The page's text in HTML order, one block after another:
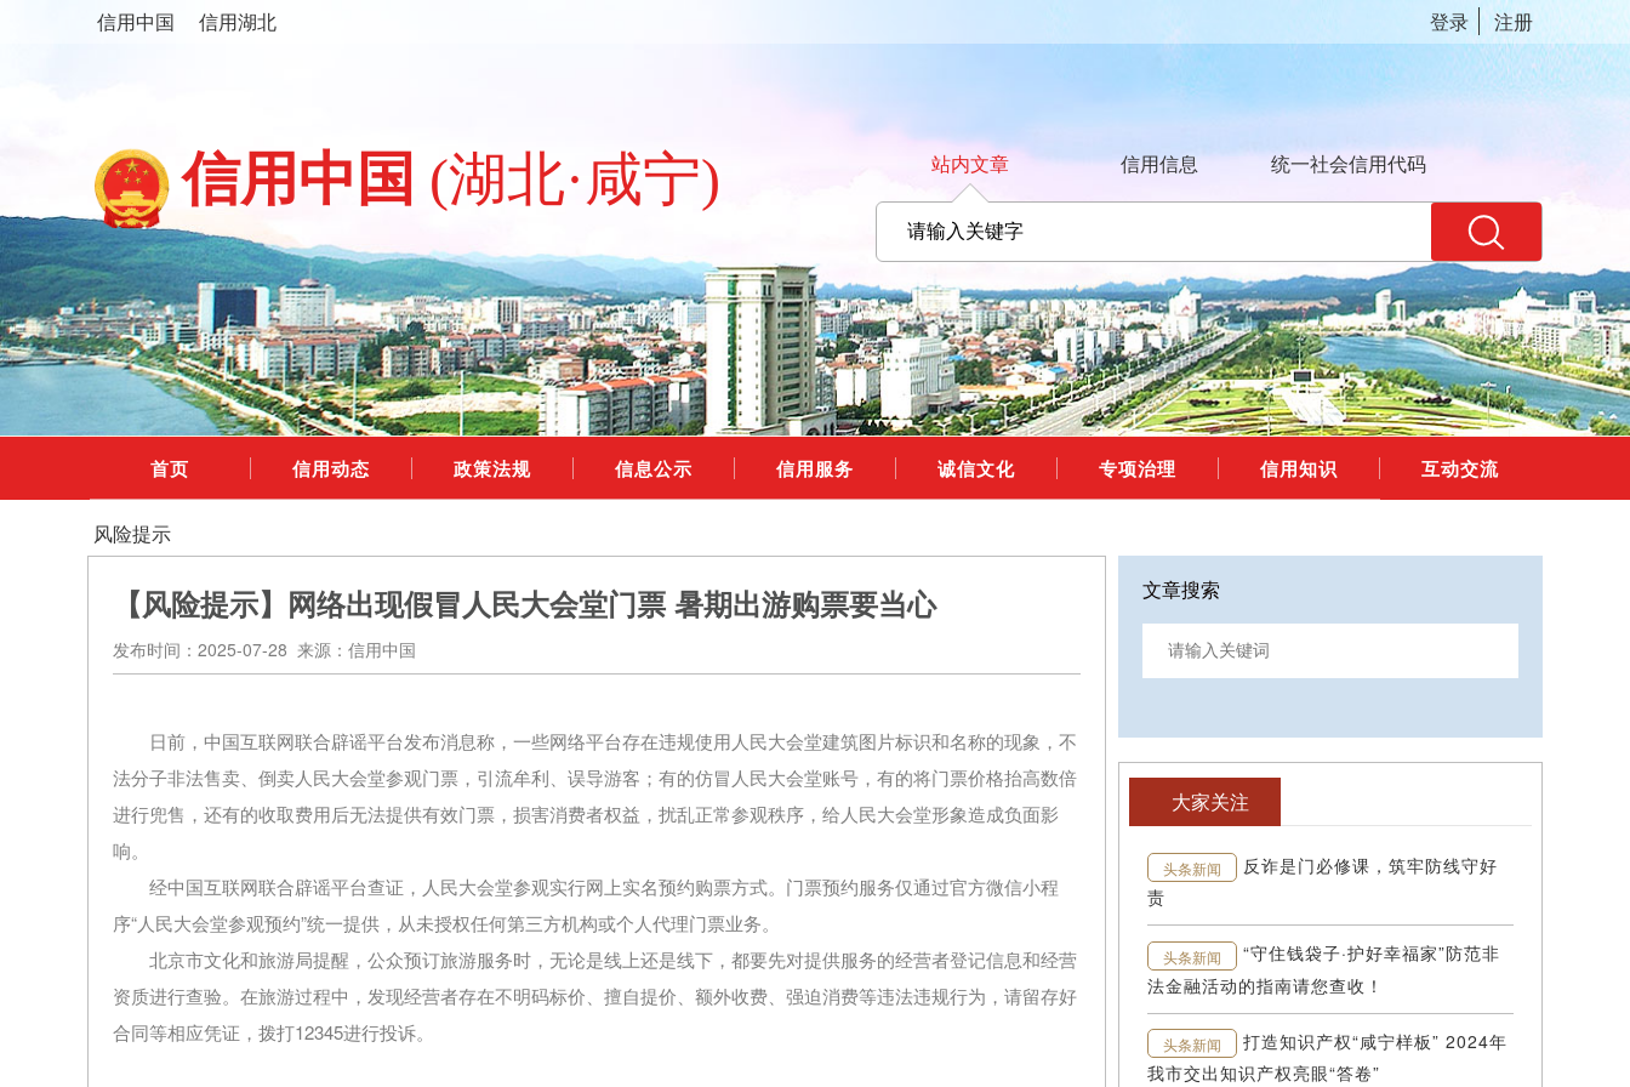
信用中国 信用湖北 登录 注册
信用中国 (湖北·咸宁) 站内文章 信用信息 统一社会信用代码
首页 信用动态 政策法规 信息公示 信用服务 诚信文化 专项治理 信用知识 互动交流
风险提示
【风险提示】网络出现假冒人民大会堂门票 暑期出游购票要当心
发布时间：2025-07-28 来源：信用中国
日前，中国互联网联合辟谣平台发布消息称，一些网络平台存在违规使用人民大会堂建筑图片标识和名称的现象，不
法分子非法售卖、倒卖人民大会堂参观门票，引流牟利、误导游客；有的仿冒人民大会堂账号，有的将门票价格抬高数倍
进行兜售，还有的收取费用后无法提供有效门票，损害消费者权益，扰乱正常参观秩序，给人民大会堂形象造成负面影
响。
经中国互联网联合辟谣平台查证，人民大会堂参观实行网上实名预约购票方式。门票预约服务仅通过官方微信小程
序“人民大会堂参观预约”统一提供，从未授权任何第三方机构或个人代理门票业务。
北京市文化和旅游局提醒，公众预订旅游服务时，无论是线上还是线下，都要先对提供服务的经营者登记信息和经营
资质进行查验。在旅游过程中，发现经营者存在不明码标价、擅自提价、额外收费、强迫消费等违法违规行为，请留存好
合同等相应凭证，拨打12345进行投诉。
文章搜索
大家关注
头条新闻
反诈是门必修课，筑牢防线守好
责
头条新闻
“守住钱袋子·护好幸福家”防范非
法金融活动的指南请您查收！
头条新闻
打造知识产权“咸宁样板” 2024年
我市交出知识产权亮眼“答卷”